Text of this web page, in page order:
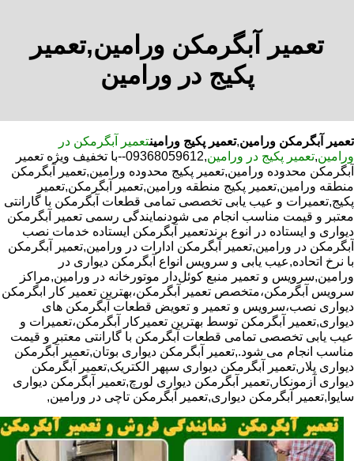
تعمیر آبگرمکن ورامین,تعمیر
پکیج در ورامین
تعمیر آبگرمکن ورامین,تعمیر پکیج ورامینتعمیر آبگرمکن در
ورامین,تعمیر پکیج در ورامین
,09368059612--با تخفیف ویژه تعمیر
آبگرمکن محدوده ورامین,تعمیر پکیج محدوده ورامین,تعمیر آبگرمکن
منطقه ورامین,تعمیر پکیج منطقه ورامین,تعمیر آبگرمکن,تعمیر
پکیج,تعمیرات و عیب یابی تخصصی تمامی قطعات آبگرمکن با گارانتی
معتبر و قیمت مناسب انجام می شودنمایندگی رسمی تعمیر آبگرمکن
دیواری و ایستاده در انوع برندتعمیر آبگرمکن ایستاده خدمات نصب
آبگرمکن در ورامین,تعمیر آبگرمکن ادارات در ورامین,تعمیر آبگرمکن
با نرخ اتحاده,عیب یابی و سرویس انواع آبگرمکن دیواری در
ورامین,سرویس و تعمیر منبع کوئل‌دار موتورخانه در ورامین,مراکز
سرویس آبگرمکن،متخصص تعمیر آبگرمکن،بهترین تعمیر کار ابگرمکن
دیواری نصب،سرویس و تعمیر و تعویض قطعات آبگرمکن های
دیواری,تعمیر آبگرمکن توسط بهترین تعمیرکار آبگرمکن،تعمیرات و
عیب یابی تخصصی تمامی قطعات آبگرمکن با گارانتی معتبر و قیمت
مناسب انجام می شود.,تعمیر آبگرمکن دیواری بوتان,تعمیر آبگرمکن
دیواری پلار,تعمیر آبگرمکن دیواری سپهر الکتریک,تعمیر آبگرمکن
دیواری آزمونکار,تعمیر آبگرمکن دیواری لورچ,تعمیر آبگرمکن دیواری
سایوا,تعمیر آبگرمکن دیواری,تعمیر آبگرمکن تاچی در ورامین,